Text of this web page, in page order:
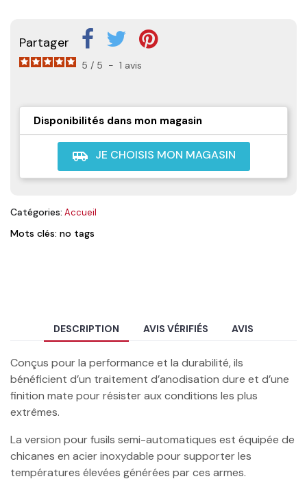
Partager
5 / 5 - 1 avis
Disponibilités dans mon magasin
airport_shuttle JE CHOISIS MON MAGASIN
Catégories: Accueil
Mots clés: no tags
DESCRIPTION AVIS VÉRIFIÉS AVIS
Conçus pour la performance et la durabilité, ils
bénéficient d’un traitement d’anodisation dure et d’une
finition mate pour résister aux conditions les plus
extrêmes.
La version pour fusils semi-automatiques est équipée de
chicanes en acier inoxydable pour supporter les
températures élevées générées par ces armes.